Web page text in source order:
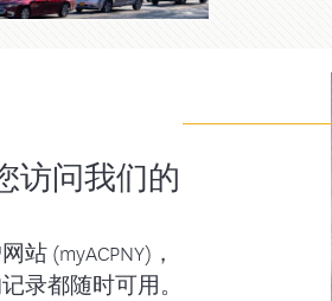
访问我们的
(myACPNY)，
录都随时可用。